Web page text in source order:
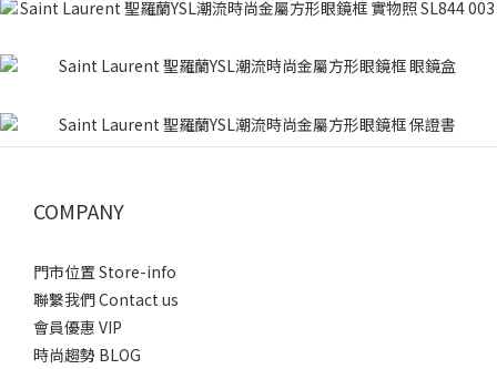
COMPANY
門市位置 Store-info
聯繫我們 Contact us
會員優惠 VIP
時尚趨勢 BLOG